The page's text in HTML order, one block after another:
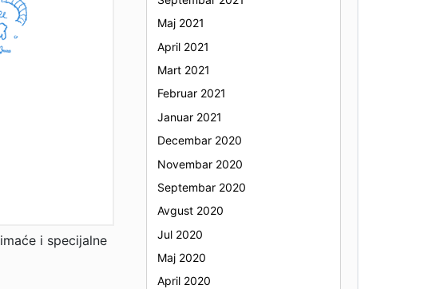
imaće i specijalne
Maj 2021
April 2021
Mart 2021
Februar 2021
Januar 2021
Decembar 2020
Novembar 2020
Septembar 2020
Avgust 2020
Jul 2020
Maj 2020
April 2020